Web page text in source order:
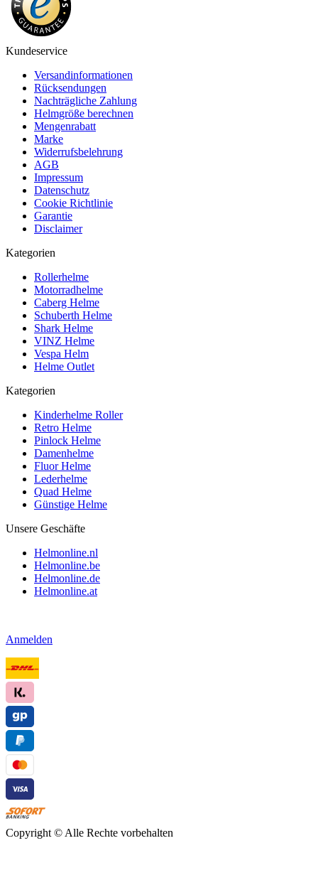
Kundeservice
Versandinformationen
Rücksendungen
Nachträgliche Zahlung
Helmgröße berechnen
Mengenrabatt
Marke
Widerrufsbelehrung
AGB
Impressum
Datenschutz
Cookie Richtlinie
Garantie
Disclaimer
Kategorien
Rollerhelme
Motorradhelme
Caberg Helme
Schuberth Helme
Shark Helme
VINZ Helme
Vespa Helm
Helme Outlet
Kategorien
Kinderhelme Roller
Retro Helme
Pinlock Helme
Damenhelme
Fluor Helme
Lederhelme
Quad Helme
Günstige Helme
Unsere Geschäfte
Helmonline.nl
Helmonline.be
Helmonline.de
Helmonline.at
Anmelden
Copyright ©Alle Rechte vorbehalten